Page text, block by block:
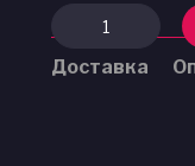
Доставка